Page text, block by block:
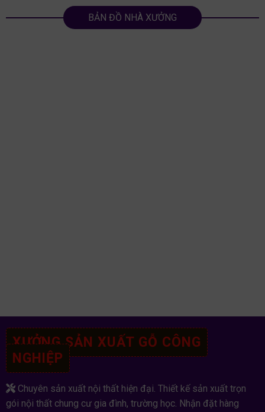
BẢN ĐỒ NHÀ XƯỞNG
XƯỞNG SẢN XUẤT GỖ CÔNG
NGHIỆP
Chuyên sản xuất nội thất hiện đại. Thiết kế sản xuất trọn
gói nội thất chung cư gia đình, trường học. Nhận đặt hàng